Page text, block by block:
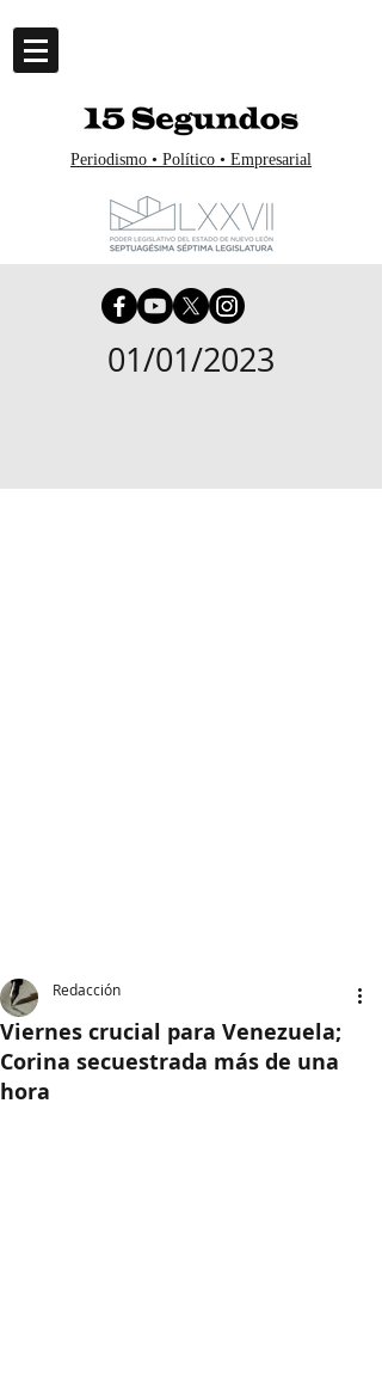
Periodismo • Político • Empresarial
01/01/2023
Viernes crucial para Venezuela;
Corina secuestrada más de una
hora
Redacción